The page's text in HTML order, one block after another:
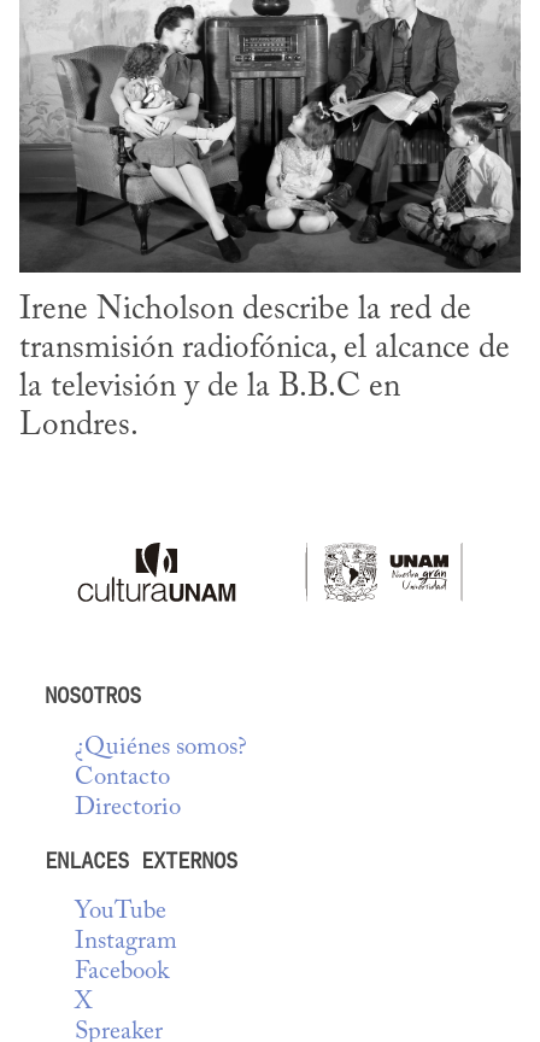
Irene Nicholson describe la red de
transmisión radiofónica, el alcance de
la televisión y de la B.B.C en
Londres.
NOSOTROS
¿Quiénes somos?
Contacto
Directorio
ENLACES EXTERNOS
YouTube
Instagram
Facebook
X
Spreaker